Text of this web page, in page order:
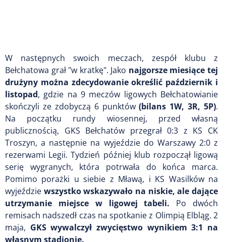
W następnych swoich meczach, zespół klubu z
Bełchatowa grał "w kratkę". Jako najgorsze miesiące tej
drużyny można zdecydowanie określić październik i
listopad, gdzie na 9 meczów ligowych Bełchatowianie
skończyli ze zdobyczą 6 punktów(bilans 1W, 3R, 5P).
Na początku rundy wiosennej, przed własną
publicznością, GKS Bełchatów przegrał 0:3 z KS CK
Troszyn, a następnie na wyjeździe do Warszawy 2:0 z
rezerwami Legii. Tydzień później klub rozpoczął ligową
serię wygranych, która potrwała do końca marca.
Pomimo porażki u siebie z Mławą, i KS Wasilków na
wyjeździe wszystko wskazywało na niskie, ale dające
utrzymanie miejsce w ligowej tabeli. Po dwóch
remisach nadszedł czas na spotkanie z Olimpią Elbląg. 2
maja, GKS wywalczył zwycięstwo wynikiem 3:1 na
własnym stadionie.